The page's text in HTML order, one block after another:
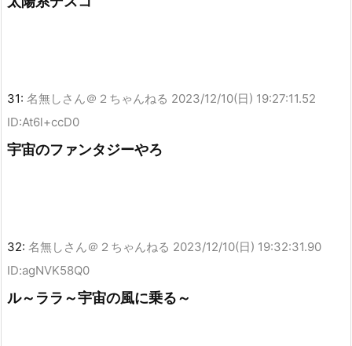
31: 名無しさん＠２ちゃんねる 2023/12/10(日) 19:27:11.52
ID:At6l+ccD0
宇宙のファンタジーやろ
32: 名無しさん＠２ちゃんねる 2023/12/10(日) 19:32:31.90
ID:agNVK58Q0
ル～ララ～宇宙の風に乗る～